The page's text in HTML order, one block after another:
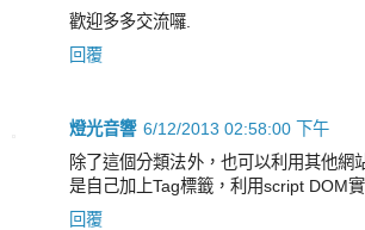
歡迎多多交流囉.
回覆
燈光音響 6/12/2013 02:58:00 下午
除了這個分類法外，也可以利用其他網
是自己加上Tag標籤，利用script DOM
回覆